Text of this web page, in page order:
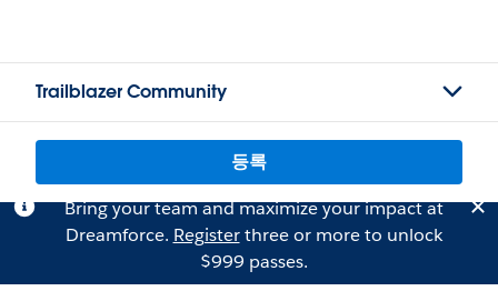
Trailblazer Community
등록
Bring your team and maximize your impact at
Dreamforce. Registerthree or more to unlock
$999 passes.